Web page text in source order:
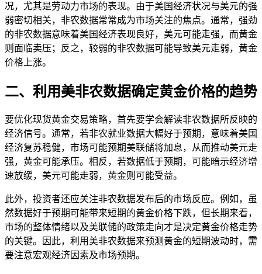
况，尤其是劳动力市场的表现。由于美国经济状况与美元的强
弱密切相关，非农数据常常成为市场关注的焦点。通常，强劲
的非农数据意味着美国经济表现良好，美元可能走强，而黄金
则面临卖压；反之，较弱的非农数据可能导致美元走弱，黄金
价格上涨。
二、利用美非农数据确定黄金价格的趋势
要优化现货黄金交易策略，首先要学会解读非农数据所反映的
经济信号。通常，若非农就业数据大幅好于预期，意味着美国
经济复苏稳健，市场可能预期美联储将加息，从而推动美元走
强，黄金可能承压。相反，若数据低于预期，可能暗示经济增
速放缓，美元可能走弱，黄金则可能受益。
此外，投资者还应关注非农数据发布后的市场反应。例如，虽
然数据好于预期可能带来短期的黄金价格下跌，但长期来看，
市场的整体情绪以及美联储的政策走向才是决定黄金价格走势
的关键。因此，利用美非农数据来预测黄金的短期波动时，需
要注意宏观经济因素及市场预期。